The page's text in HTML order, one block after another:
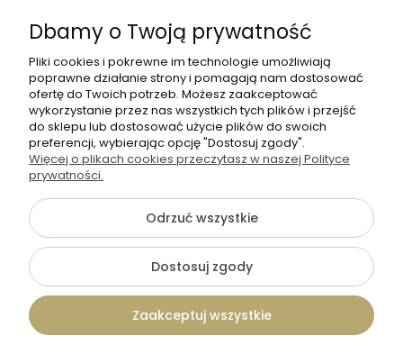
+48 570 367 989
biuro.tadam@gmail.com
©2026 Wszelkie Prawa Zastrzeżone | TADAM Pracownia
Kreatywna
Szablon Flex byEcommercy
Dbamy o Twoją prywatność
Pliki cookies i pokrewne im technologie umożliwiają
poprawne działanie strony i pomagają nam dostosować
ofertę do Twoich potrzeb. Możesz zaakceptować
wykorzystanie przez nas wszystkich tych plików i przejść
do sklepu lub dostosować użycie plików do swoich
preferencji, wybierając opcję "Dostosuj zgody".
Więcej o plikach cookies przeczytasz w naszej Polityce
prywatności.
Odrzuć wszystkie
Dostosuj zgody
Zaakceptuj wszystkie